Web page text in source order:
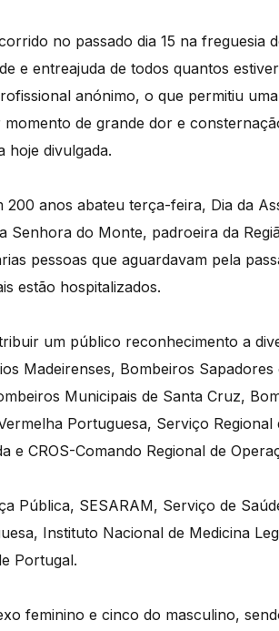
no passado dia 15 na freguesia
e entreajuda de todos quantos
anónimo, o que permitiu
de grande dor e
hoje divulgada.
anos abateu terça-feira, Dia da
Senhora do Monte, padroeira da
pessoas que aguardavam pela
estão hospitalizados.
um público reconhecimento a
Madeirenses, Bombeiros
Municipais de Santa Cruz,
Portuguesa, Serviço Regional
e CROS-Comando Regional de
Pública, SESARAM, Serviço de
Instituto Nacional de Medicina
Portugal.
feminino e cinco do masculino,